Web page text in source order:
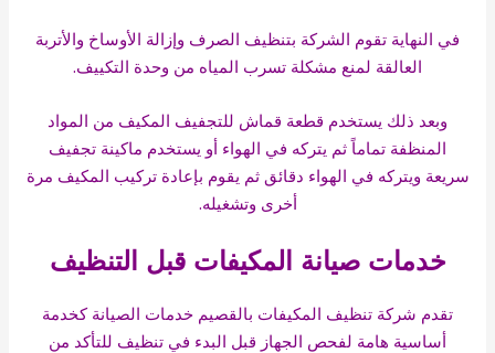
في النهاية تقوم الشركة بتنظيف الصرف وإزالة الأوساخ والأتربة
العالقة لمنع مشكلة تسرب المياه من وحدة التكييف.
وبعد ذلك يستخدم قطعة قماش للتجفيف المكيف من المواد
المنظفة تماماً ثم يتركه في الهواء أو يستخدم ماكينة تجفيف
سريعة ويتركه في الهواء دقائق ثم يقوم بإعادة تركيب المكيف مرة
أخرى وتشغيله.
خدماتصيانة المكيفات قبل التنظيف
تقدم شركة تنظيف المكيفات بالقصيم خدمات الصيانة كخدمة
أساسية هامة لفحص الجهاز قبل البدء في تنظيف للتأكد من